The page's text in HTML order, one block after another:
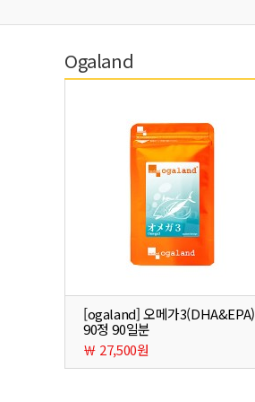
Ogaland
[ogaland] 오메가3(DHA&EPA)
90정 90일분
￦ 27,500원